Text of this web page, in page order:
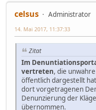
celsus
Administrator
14. Mai 2017, 11:37:33
Zitat
Im
vertreten, die
öffentlich dargestellt
dort vorgetragenen
Denunzierung der
übernommen.